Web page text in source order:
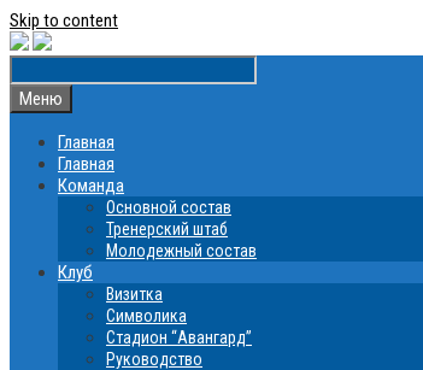
Skip to content
Меню
Главная
Главная
Команда
Основной состав
Тренерский штаб
Молодежный состав
Клуб
Визитка
Символика
Стадион “Авангард”
Руководство